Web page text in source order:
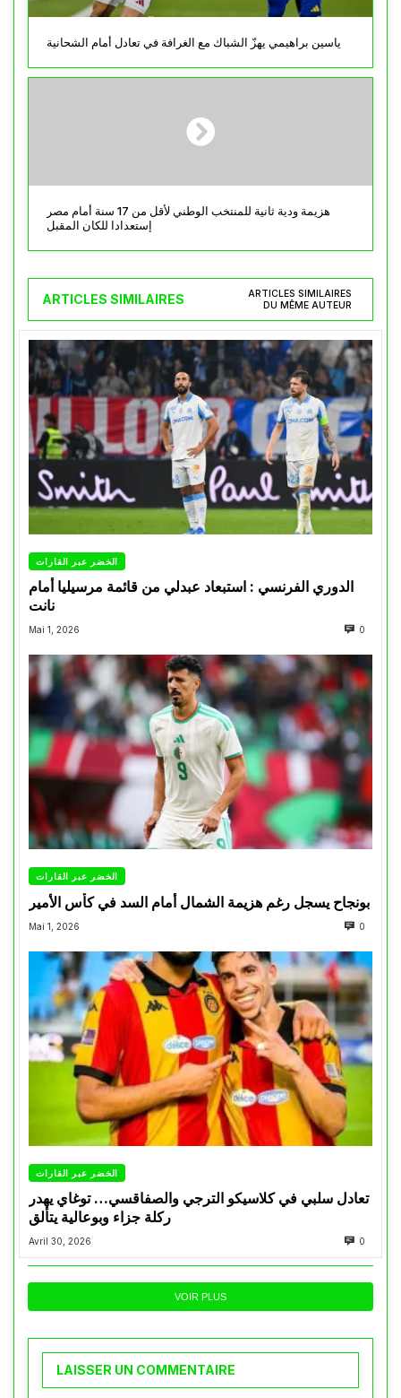
ياسين براهيمي يهزّ الشباك مع الغرافة في تعادل أمام الشحانية
هزيمة ودية ثانية للمنتخب الوطني لأقل من 17 سنة أمام مصر
إستعدادا للكان المقبل
ARTICLES SIMILAIRES
ARTICLES SIMILAIRES
DU MÊME AUTEUR
الخضر عبر القارات
الدوري الفرنسي : استبعاد عبدلي من قائمة مرسيليا أمام
نانت
Mai 1, 2026 0
الخضر عبر القارات
بونجاح يسجل رغم هزيمة الشمال أمام السد في كأس الأمير
Mai 1, 2026 0
الخضر عبر القارات
تعادل سلبي في كلاسيكو الترجي والصفاقسي… توغاي يهدر
ركلة جزاء وبوعالية يتألق
Avril 30, 2026 0
VOIR PLUS
LAISSER UN COMMENTAIRE